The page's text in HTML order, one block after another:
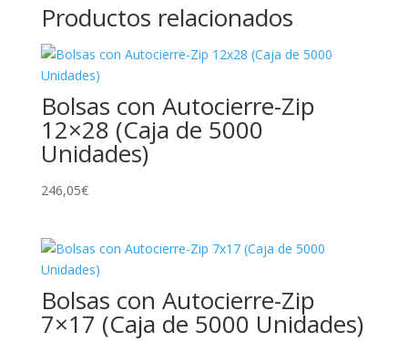
Productos relacionados
Bolsas con Autocierre-Zip
12×28 (Caja de 5000
Unidades)
246,05€
Bolsas con Autocierre-Zip
7×17 (Caja de 5000 Unidades)